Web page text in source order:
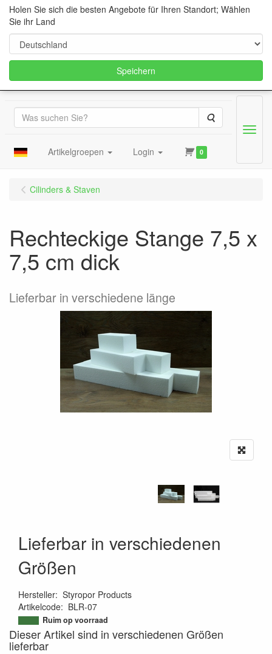
Suche
Artikelgroepen Login 0
Menu
Cilinders & Staven
Rechteckige Stange 7,5 x
7,5 cm dick
Lieferbar in verschiedene länge
Lieferbar in verschiedenen
Größen
Hersteller: Styropor Products
Artikelcode: BLR-07
9507182995328
Ruim op voorraad
Dieser Artikel sind in verschiedenen Größen
lieferbar
Holen Sie sich die besten Angebote für Ihren Standort; Wählen
Sie ihr Land
Speichern